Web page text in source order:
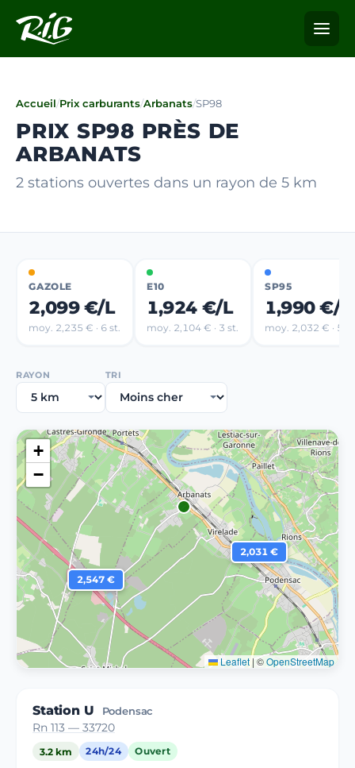
Accueil/Prix carburants/Arbanats/SP98
PRIX SP98 PRÈS DE
ARBANATS
2 stations ouvertes dans un rayon de 5 km
GAZOLE
2,099 €/L
moy. 2,235 € · 6 st.
E10
1,924 €/L
moy. 2,104 € · 3 st.
SP95
1,990 €/L
moy. 2,032 € · 5
RAYON TRI
2,031 €
2,547 €
+
−
Leaflet |©OpenStreetMap
Station U Podensac
Rn 113 — 33720
3.2 km 24h/24 Ouvert